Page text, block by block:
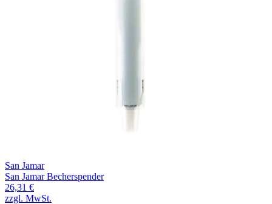
San Jamar
San Jamar Becherspender
26,31 €
zzgl. MwSt.